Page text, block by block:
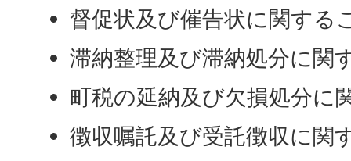
督促状及び催告状に関する
滞納整理及び滞納処分に関
町税の延納及び欠損処分に
徴収嘱託及び受託徴収に関